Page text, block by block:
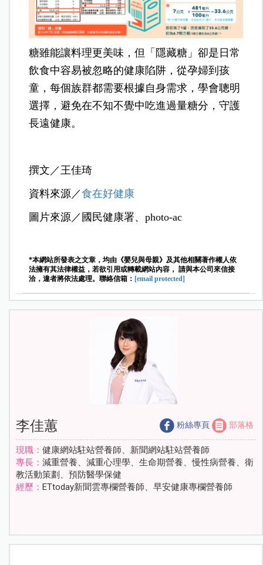
糖雖能讓料理更美味，但「隱藏糖」卻是日常
飲食中容易被忽略的健康陷阱，從孕婦到孩
童，每個族群都需要根據自身需求，學會聰明
選擇，避免在不知不覺中吃進過量糖分，守護
長遠健康。
撰文／王佳琦
資料來源／食在好健康
圖片來源／國民健康署、photo-ac
*本網站所發表之文章，均由《嬰兒與母親》及其他相關著作權人依
法擁有其法律權益，若欲引用或轉載網站內容， 請與本公司來信接
洽，違者將依法處理。聯絡信箱： [email protected]
李佳蕙 粉絲專頁 部落格
現職： 健康網站駐站營養師、新聞網站駐站營養師
專長： 減重營養、減重心理學、生命期營養、慢性病營養、衛
教活動策劃、預防醫學保健
經歷： ETtoday新聞雲專欄營養師、早安健康專欄營養師